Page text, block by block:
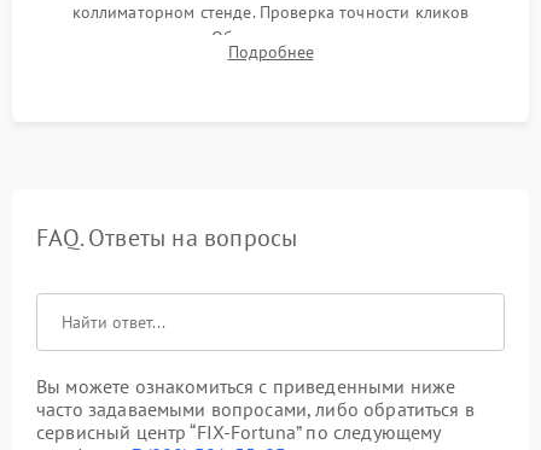
коллиматорном стенде. Проверка точности кликов
механизма поправок. Обязательное испытание прицела на
ударном стенде для проверки устойчивости к отдаче и
Подробнее
FAQ. Ответы на вопросы
Вы можете ознакомиться с приведенными ниже
часто задаваемыми вопросами, либо обратиться в
сервисный центр “FIX-Fortuna” по следующему